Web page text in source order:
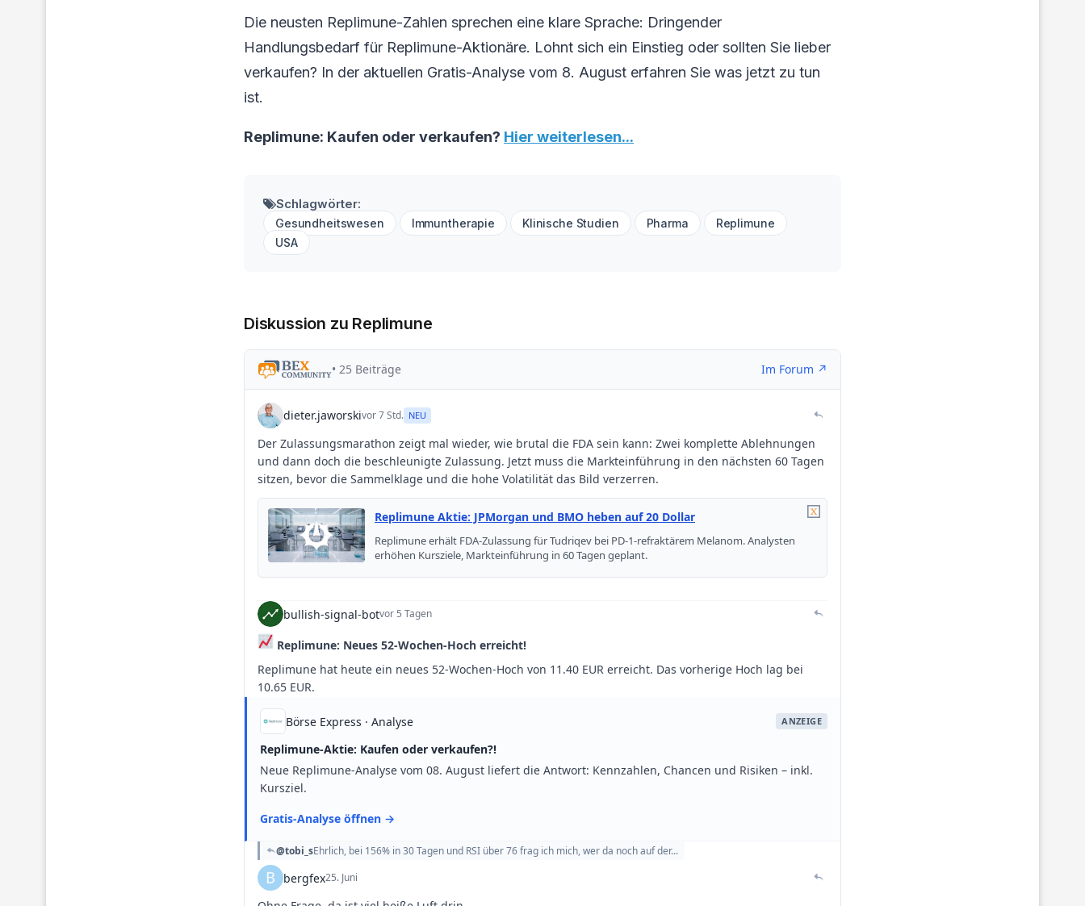
Die neusten Replimune-Zahlen sprechen eine klare Sprache: Dringender
Handlungsbedarf für Replimune-Aktionäre. Lohnt sich ein Einstieg oder sollten Sie lieber
verkaufen? In der aktuellen Gratis-Analyse vom 8. August erfahren Sie was jetzt zu tun
ist.
Replimune: Kaufen oder verkaufen? Hier weiterlesen...
Schlagwörter:
Gesundheitswesen Immuntherapie Klinische Studien Pharma
Replimune
USA
Diskussion zu Replimune